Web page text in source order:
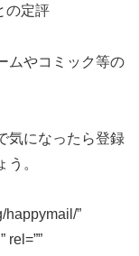
の定評
ムやコミック等の
気になったら登録
。
happymail/”
rel=””